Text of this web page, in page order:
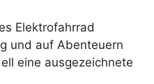
Elektrofahrrad
und auf Abenteuern
eine ausgezeichnete